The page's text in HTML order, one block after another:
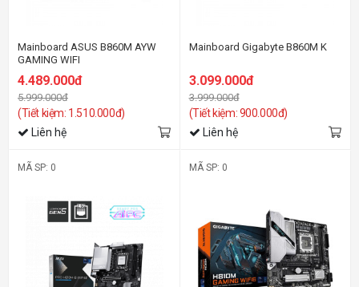
Mainboard ASUS B860M AYW
GAMING WIFI
4.489.000đ
5.999.000đ
(Tiết kiệm: 1.510.000đ)
Liên hệ
Mainboard Gigabyte B860M K
3.099.000đ
3.999.000đ
(Tiết kiệm: 900.000đ)
Liên hệ
MÃ SP: 0 MÃ SP: 0